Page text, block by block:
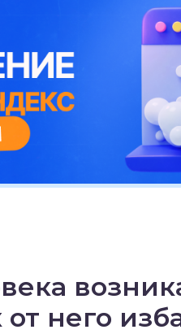
него